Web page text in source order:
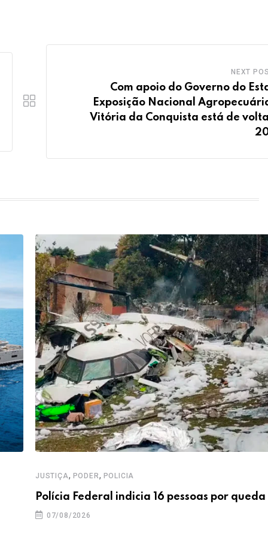
NEXT
Com apoio do Governo do
Exposição Nacional
Vitória da Conquista está de
JUSTIÇA, PODER, POLICIA
Polícia Federal indicia 16 pessoas por queda
07/08/2026